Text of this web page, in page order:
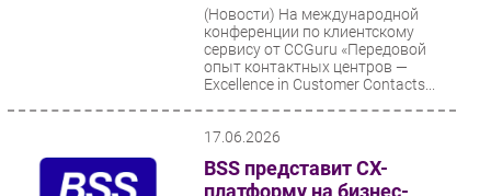
(Новости) На международной
конференции по клиентскому
сервису от CCGuru «Передовой
опыт контактных центров —
Excellence in Customer Contacts...
17.06.2026
BSS представит CX-
платформу на бизнес-